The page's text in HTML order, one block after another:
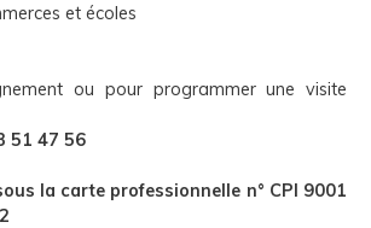
et écoles
ou pour programmer une visite
51 47 56
la carte professionnelle n° CPI 9001